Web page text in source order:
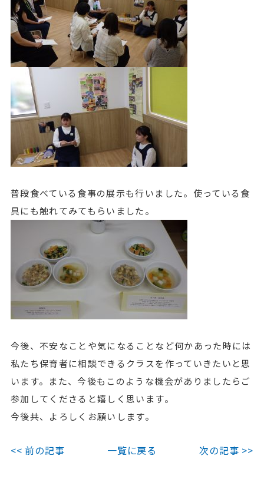
普段食べている食事の展示も行いました。使っている食
具にも触れてみてもらいました。
今後、不安なことや気になることなど何かあった時には
私たち保育者に相談できるクラスを作っていきたいと思
います。また、今後もこのような機会がありましたらご
参加してくださると嬉しく思います。
今後共、よろしくお願いします。
<< 前の記事 一覧に戻る 次の記事 >>